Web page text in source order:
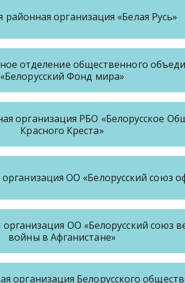
районная организация «Белая Русь»
отделение общественного
«Белорусский Фонд мира»
организация РБО «Белорусское
Красного Креста»
ОО «Белорусский союз
ОО «Белорусский союз
войны в Афганистане»
организация Белорусского